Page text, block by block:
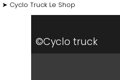
➤ Cyclo Truck Le Shop
©Cyclo truck